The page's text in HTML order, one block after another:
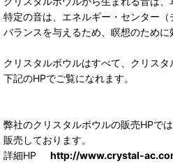
特定の音は、エネルギー・センター
バランスを与えるため、瞑想のために
クリスタルボウルはすべて、クリスタ
下記のHPでご覧になれます。
弊社のクリスタルボウルの販売HPで
販売しております。
詳細HP http://www.crystal-